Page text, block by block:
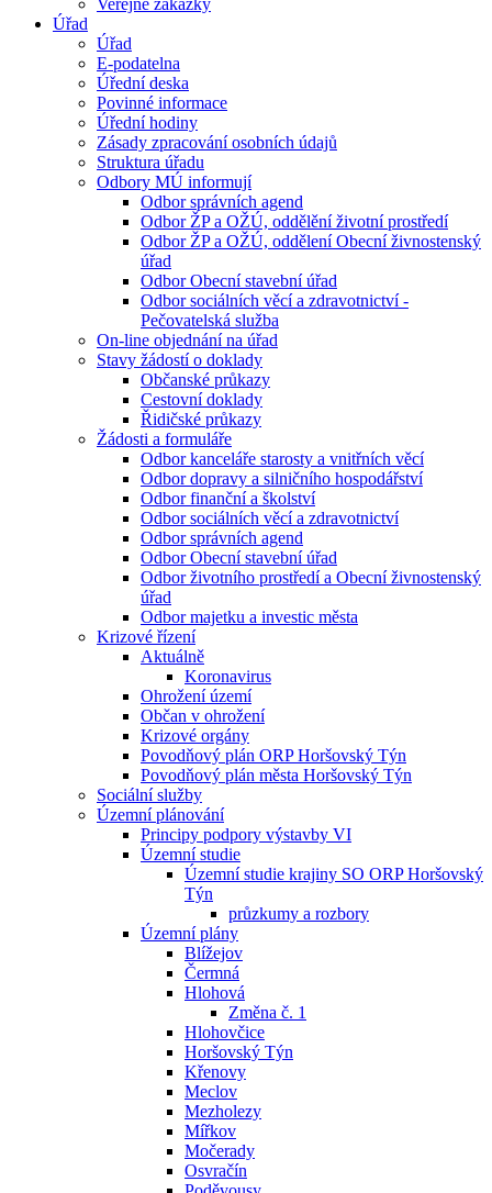
Veřejné zakázky
Úřad
Úřad
E-podatelna
Úřední deska
Povinné informace
Úřední hodiny
Zásady zpracování osobních údajů
Struktura úřadu
Odbory MÚ informují
Odbor správních agend
Odbor ŽP a OŽÚ, oddělění životní prostředí
Odbor ŽP a OŽÚ, oddělení Obecní živnostenský
úřad
Odbor Obecní stavební úřad
Odbor sociálních věcí a zdravotnictví -
Pečovatelská služba
On-line objednání na úřad
Stavy žádostí o doklady
Občanské průkazy
Cestovní doklady
Řidičské průkazy
Žádosti a formuláře
Odbor kanceláře starosty a vnitřních věcí
Odbor dopravy a silničního hospodářství
Odbor finanční a školství
Odbor sociálních věcí a zdravotnictví
Odbor správních agend
Odbor Obecní stavební úřad
Odbor životního prostředí a Obecní živnostenský
úřad
Odbor majetku a investic města
Krizové řízení
Aktuálně
Koronavirus
Ohrožení území
Občan v ohrožení
Krizové orgány
Povodňový plán ORP Horšovský Týn
Povodňový plán města Horšovský Týn
Sociální služby
Územní plánování
Principy podpory výstavby VI
Územní studie
Územní studie krajiny SO ORP Horšovský
Týn
průzkumy a rozbory
Územní plány
Blížejov
Čermná
Hlohová
Změna č. 1
Hlohovčice
Horšovský Týn
Křenovy
Meclov
Mezholezy
Mířkov
Močerady
Osvračín